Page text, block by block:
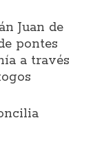
Juan de
pontes
a través